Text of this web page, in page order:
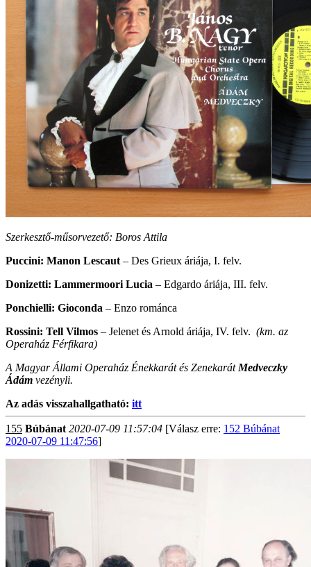
Szerkesztő-műsorvezető: Boros Attila
Puccini: Manon Lescaut – Des Grieux áriája, I. felv.
Donizetti: Lammermoori Lucia – Edgardo áriája, III. felv.
Ponchielli: Gioconda – Enzo románca
Rossini: Tell Vilmos – Jelenet és Arnold áriája, IV. felv. (km. az
Operaház Férfikara)
A Magyar Állami Operaház Énekkarát és Zenekarát Medveczky
Ádám vezényli.
Az adás visszahallgatható: itt
155 Búbánat 2020-07-09 11:57:04 [Válasz erre: 152 Búbánat
2020-07-09 11:47:56]